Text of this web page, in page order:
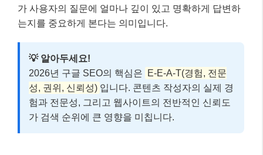
가 사용자의 질문에 얼마나 깊이 있고 명확하게 답변하
는지를 중요하게 본다는 의미입니다.
💡 알아두세요!
2026년 구글 SEO의 핵심은
E-E-A-T(경험, 전문
성, 권위, 신뢰성) 입니다. 콘텐츠 작성자의 실제 경
험과 전문성, 그리고 웹사이트의 전반적인 신뢰도
가 검색 순위에 큰 영향을 미칩니다.